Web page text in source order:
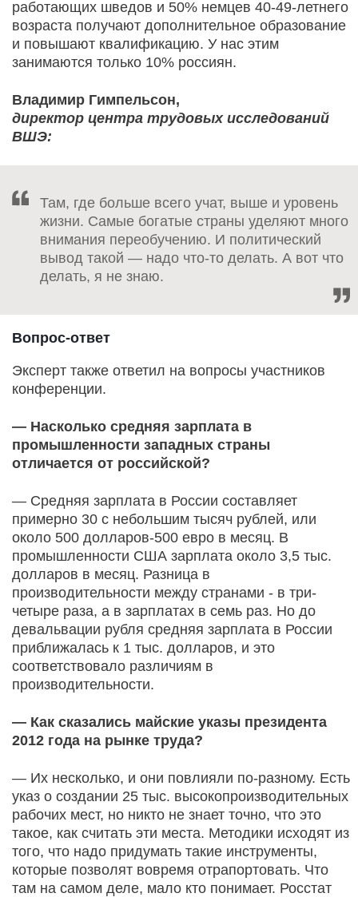
работающих шведов и 50% немцев 40-49-летнего
возраста получают дополнительное образование
и повышают квалификацию. У нас этим
занимаются только 10% россиян.
Владимир Гимпельсон,
директор центра трудовых исследований
ВШЭ:
Там, где больше всего учат, выше и уровень
жизни. Самые богатые страны уделяют много
внимания переобучению. И политический
вывод такой — надо что-то делать. А вот что
делать, я не знаю.
Вопрос-ответ
Эксперт также ответил на вопросы участников
конференции.
— Насколько средняя зарплата в
промышленности западных страны
отличается от российской?
— Средняя зарплата в России составляет
примерно 30 с небольшим тысяч рублей, или
около 500 долларов-500 евро в месяц. В
промышленности США зарплата около 3,5 тыс.
долларов в месяц. Разница в
производительности между странами - в три-
четыре раза, а в зарплатах в семь раз. Но до
девальвации рубля средняя зарплата в России
приближалась к 1 тыс. долларов, и это
соответствовало различиям в
производительности.
— Как сказались майские указы президента
2012 года на рынке труда?
— Их несколько, и они повлияли по-разному. Есть
указ о создании 25 тыс. высокопроизводительных
рабочих мест, но никто не знает точно, что это
такое, как считать эти места. Методики исходят из
того, что надо придумать такие инструменты,
которые позволят вовремя отрапортовать. Что
там на самом деле, мало кто понимает. Росстат